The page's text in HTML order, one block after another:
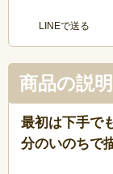
LINEで送る
商品の説明
最初は下手で
分のいのちで